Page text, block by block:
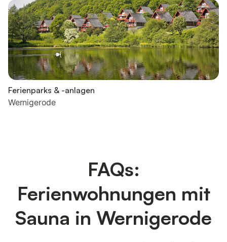
Ferienparks & -anlagen
Wernigerode
FAQs:
Ferienwohnungen mit
Sauna in Wernigerode